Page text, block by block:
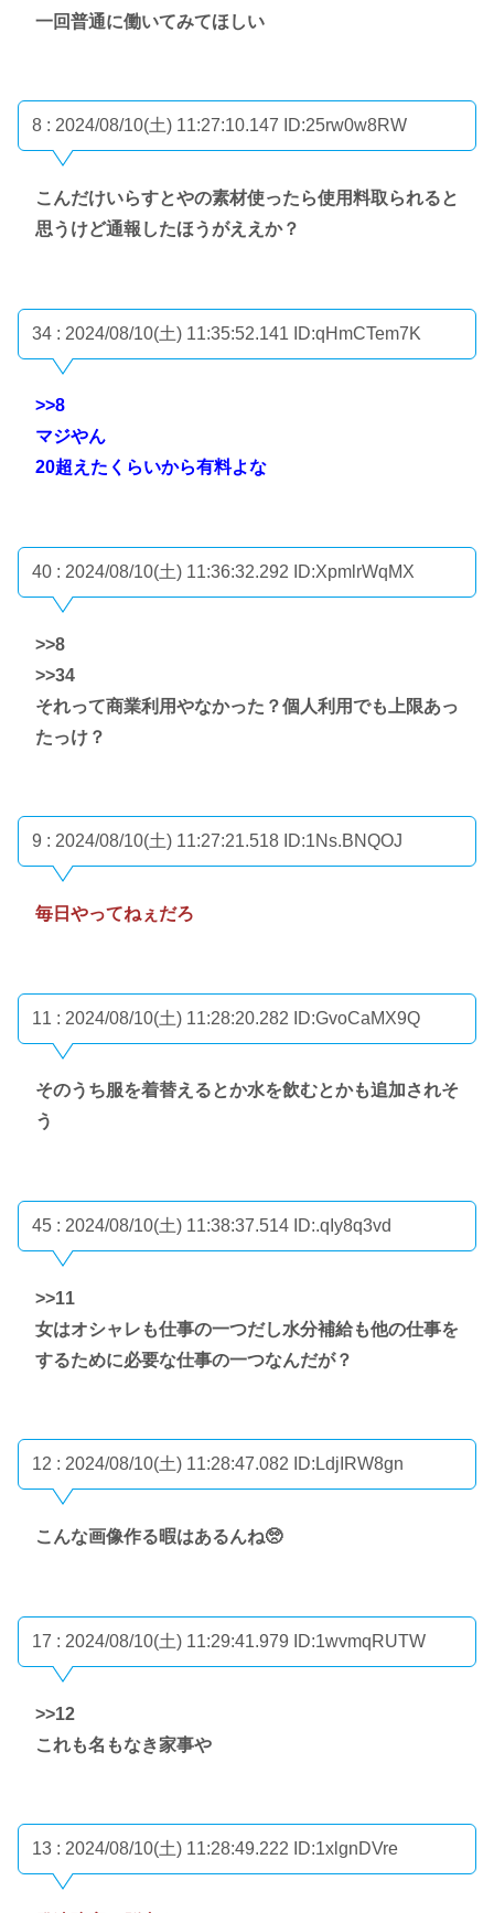
一回普通に働いてみてほしい
8 : 2024/08/10(土) 11:27:10.147 ID:25rw0w8RW
こんだけいらすとやの素材使ったら使用料取られると
思うけど通報したほうがええか？
34 : 2024/08/10(土) 11:35:52.141 ID:qHmCTem7K
>>8
マジやん
20超えたくらいから有料よな
40 : 2024/08/10(土) 11:36:32.292 ID:XpmlrWqMX
>>8
>>34
それって商業利用やなかった？個人利用でも上限あっ
たっけ？
9 : 2024/08/10(土) 11:27:21.518 ID:1Ns.BNQOJ
毎日やってねぇだろ
11 : 2024/08/10(土) 11:28:20.282 ID:GvoCaMX9Q
そのうち服を着替えるとか水を飲むとかも追加されそ
う
45 : 2024/08/10(土) 11:38:37.514 ID:.qIy8q3vd
>>11
女はオシャレも仕事の一つだし水分補給も他の仕事を
するために必要な仕事の一つなんだが？
12 : 2024/08/10(土) 11:28:47.082 ID:LdjIRW8gn
こんな画像作る暇はあるんね🥺
17 : 2024/08/10(土) 11:29:41.979 ID:1wvmqRUTW
>>12
これも名もなき家事や
13 : 2024/08/10(土) 11:28:49.222 ID:1xlgnDVre